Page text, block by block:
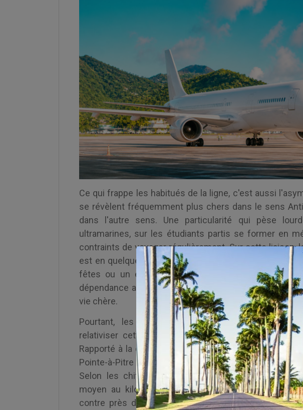
Ce qui frappe les habitués de la ligne, c'est aussi
se révèlent fréquemment plus chers dans le sens
dans l'autre sens. Une particularité qui pèse
ultramarines, sur les étudiants partis se former en
contraints de voyager régulièrement. Sur cette liaison,
est en quelque sorte une clientèle captive : il faut bien
fêtes ou un événement familial, peu importe le tarif
dépendance au transport aérien, faute d'alternative,
vie chère.
Pourtant, les compagnies aériennes ne
relativiser cette cherté. Leur réponse tient en deux
Rapporté à la distance parcourue — plus de 6 700
Pointe-à-Pitre — le billet antillais est en réalité l'un
Selon les chiffres présentés par les opérateurs
moyen au kilomètre vers l'Outre-mer tournait
contre près de 7,9 centimes pour les autres vols